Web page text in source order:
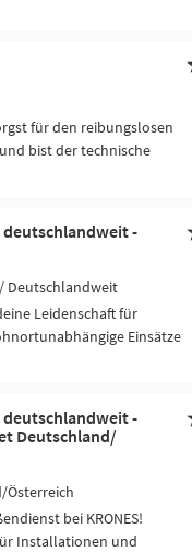
für den reibungslosen
bist der technische
-
Deutschlandweit
Leidenschaft für
Einsätze
-
Deutschland/
Österreich
bei KRONES!
Installationen und